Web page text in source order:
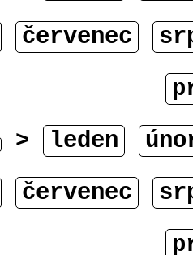
červenec
> leden
červenec